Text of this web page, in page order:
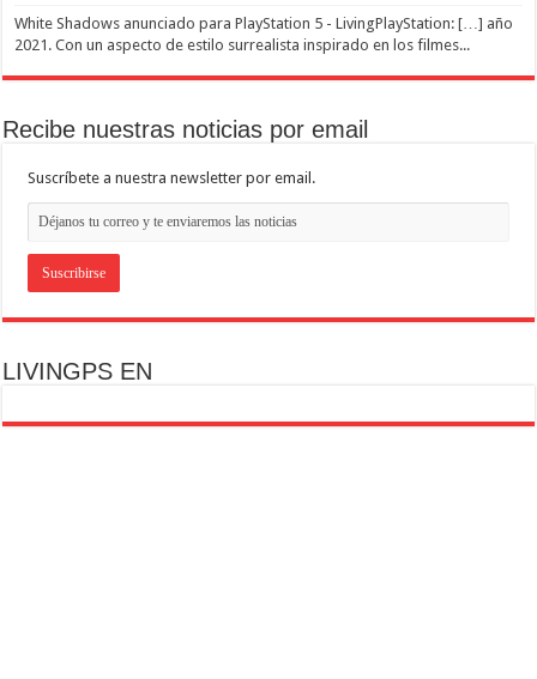
White Shadows anunciado para PlayStation 5 - LivingPlayStation: […] año
2021. Con un aspecto de estilo surrealista inspirado en los filmes...
Recibe nuestras noticias por email
Suscríbete a nuestra newsletter por email.
LIVINGPS EN